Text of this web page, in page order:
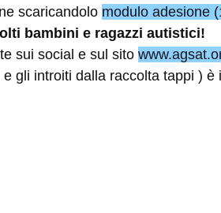
scaricandolo modulo adesione
bambini e ragazzi autistici!
sui social e sul sito
gli introiti dalla raccolta tappi ) è